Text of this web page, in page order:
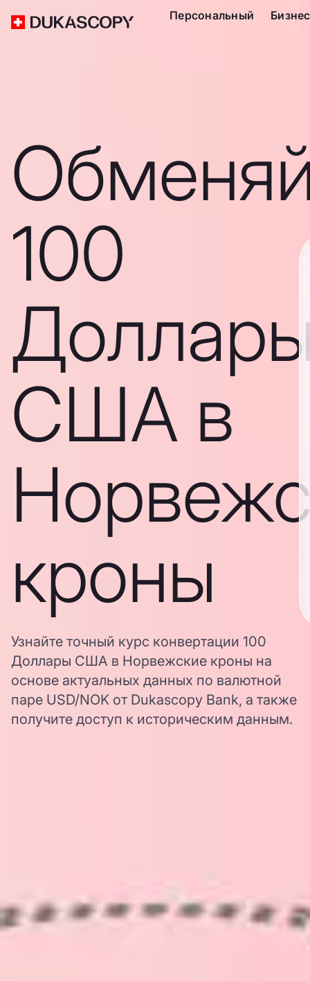
Персональный Бизнес
100
США в
кроны
Узнайте точный курс конвертации 100
Доллары США в Норвежские кроны на
основе актуальных данных по валютной
паре USD/NOK от Dukascopy Bank, а также
получите доступ к историческим данным.